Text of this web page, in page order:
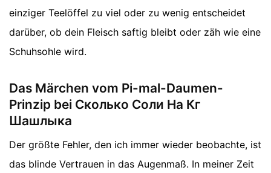
einziger Teelöffel zu viel oder zu wenig entscheidet
darüber, ob dein Fleisch saftig bleibt oder zäh wie eine
Schuhsohle wird.
Das Märchen vom Pi-mal-Daumen-
Prinzip bei Сколько Соли На Кг
Шашлыка
Der größte Fehler, den ich immer wieder beobachte, ist
das blinde Vertrauen in das Augenmaß. In meiner Zeit